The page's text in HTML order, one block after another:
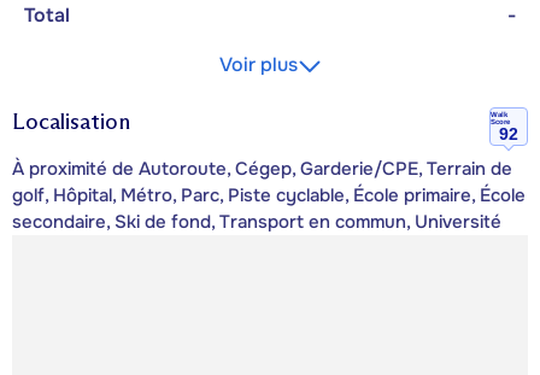
Total
-
Voir plus
Localisation
Walk
Score
92
À proximité de Autoroute, Cégep, Garderie/CPE, Terrain de
golf, Hôpital, Métro, Parc, Piste cyclable, École primaire, École
secondaire, Ski de fond, Transport en commun, Université